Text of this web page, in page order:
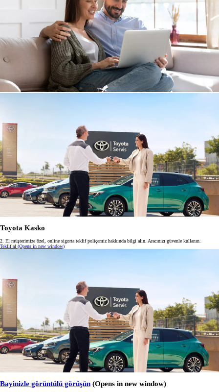
Toyota Kasko
2. El müşterimize özel, online sigorta teklif poliçemiz hakkında bilgi alın. Aracınızı güvenle kullanın.
Teklif al (Opens in new window)
Bayinizle görüntülü görüşün (Opens in new window)